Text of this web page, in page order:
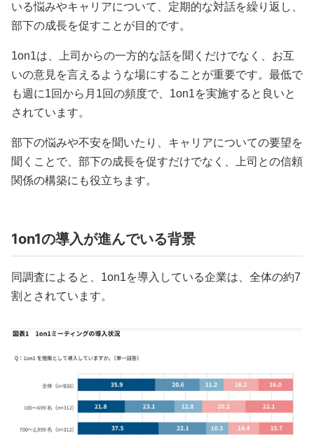
いる悩みやキャリアについて、定期的な対話を繰り返し、
部下の成長を促すことが目的です。
1on1は、上司からの一方的な話を聞くだけでなく、お互
いの意見を言えるような場にすることが重要です。最低で
も週に1回から月1回の頻度で、1on1を実施すると良いと
されています。
部下の悩みや不安を聞いたり、キャリアについての要望を
聞くことで、部下の成長を促すだけでなく、上司との信頼
関係の構築にも役立ちます。
1on1の導入が進んでいる背景
同調査によると、1on1を導入している企業は、全体の約7
割とされています。